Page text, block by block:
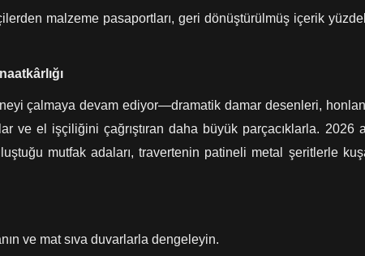
malzeme pasaportları, geri dönüştürülmüş içerik
çalmaya devam ediyor—dramatik damar desenleri,
ve el işçiliğini çağrıştıran daha büyük parçacıklarla. 2026
mutfak adaları, travertenin patineli metal şeritlerle
ve mat sıva duvarlarla dengeleyin.